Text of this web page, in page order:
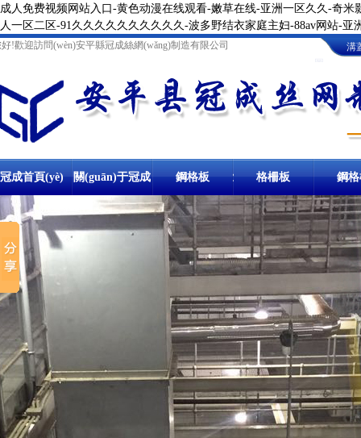
成人免费视频网站入口-黄色动漫在线观看-嫩草在线-亚洲一区久久-奇
人一区二区-91久久久久久久久久久久-波多野结衣家庭主妇-88av网站-
!歡迎訪問(wèn)安平縣冠成絲網(wǎng)制造有限公司
溝
冠成首頁(yè) 關(guān)于冠成 鋼格板 卸油臺(tái)鋼格
板
棧橋鋼格板
網(wǎng)格板
鋁格板
格柵板 地溝格
洗車
冷鍍鋅
樓梯格
鋼
鋼格柵板 冷鍍鋅鋼格柵板
溝蓋板 防滑溝蓋板
熱鍍鋅溝蓋板
金屬溝蓋板
踏步板 熱鍍鋅踏步板
金屬踏步板
齒形踏步板
球接欄桿 樓梯
球形立
鍍鋅球